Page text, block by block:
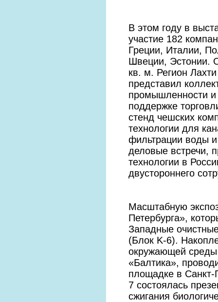
В этом году в
участие 182
Греции, Италии,
Швеции, Эстонии.
кв. м. Регион
представил
промышленности и
поддержке
стенд чешских
технологии для
фильтрации воды
деловые встречи,
технологии в
двустороннего
Масштабную
Петербурга»,
Западные
(Блок K-6).
окружающей
«Балтика»,
площадке в Санкт-
7 состоялась
сжигания